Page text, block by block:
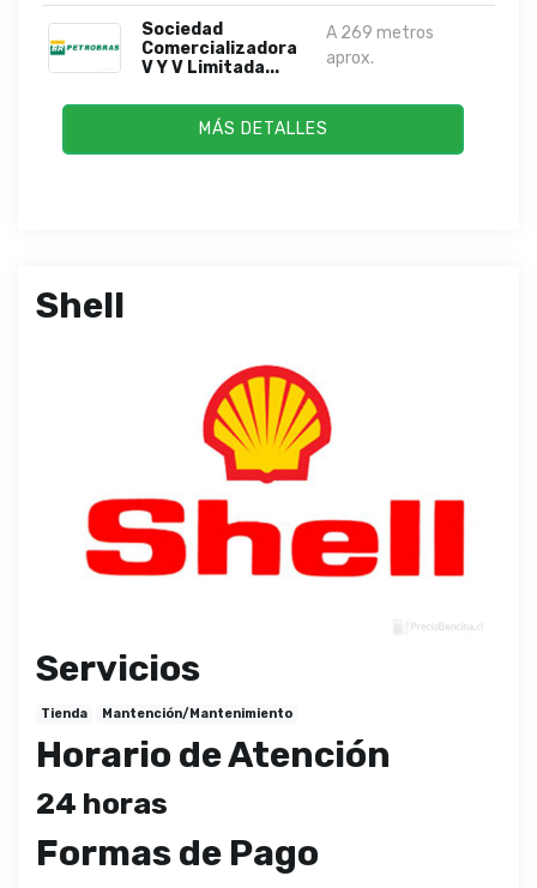
Sociedad
Comercializadora
V Y V Limitada...
A 269 metros
aprox.
MÁS DETALLES
Shell
Servicios
Tienda Mantención/Mantenimiento
Horario de Atención
24 horas
Formas de Pago